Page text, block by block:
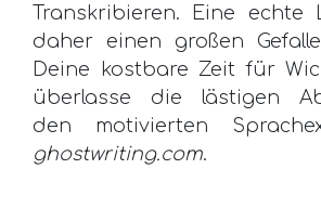
Transkribieren. Eine echte
daher einen großen
Deine kostbare Zeit für
überlasse die lästigen
den motivierten
ghostwriting.com.